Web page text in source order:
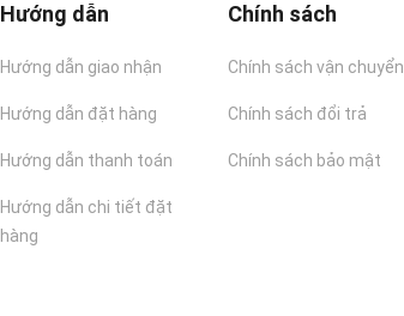
Hướng dẫn
Hướng dẫn giao nhận
Hướng dẫn đặt hàng
Hướng dẫn thanh toán
Hướng dẫn chi tiết đặt
hàng
Chính sách
Chính sách vận chuyển
Chính sách đổi trả
Chính sách bảo mật